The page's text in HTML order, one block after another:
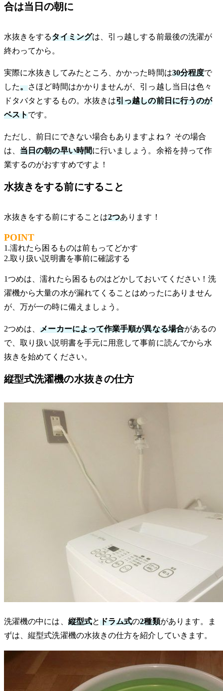
合は当日の朝に
水抜きをするタイミングは、引っ越しする前最後の洗濯が
終わってから。
実際に水抜きしてみたところ、かかった時間は30分程度で
した。さほど時間はかかりませんが、引っ越し当日は色々
ドタバタとするもの。水抜きは引っ越しの前日に行うのが
ベストです。
ただし、前日にできない場合もありますよね？ その場合
は、当日の朝の早い時間に行いましょう。余裕を持って作
業するのがおすすめですよ！
水抜きをする前にすること
水抜きをする前にすることは2つあります！
POINT
1.濡れたら困るものは前もってどかす
2.取り扱い説明書を事前に確認する
1つめは、濡れたら困るものはどかしておいてください！洗
濯機から大量の水が漏れてくることはめったにありません
が、万が一の時に備えましょう。
2つめは、メーカーによって作業手順が異なる場合があるの
で、取り扱い説明書を手元に用意して事前に読んでから水
抜きを始めてください。
縦型式洗濯機の水抜きの仕方
洗濯機の中には、 縦型式とドラム式の2種類があります。ま
ずは、縦型式洗濯機の水抜きの仕方を紹介していきます。